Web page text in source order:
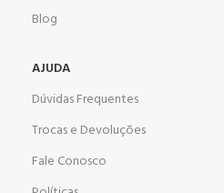
Blog
AJUDA
Dúvidas Frequentes
Trocas e Devoluções
Fale Conosco